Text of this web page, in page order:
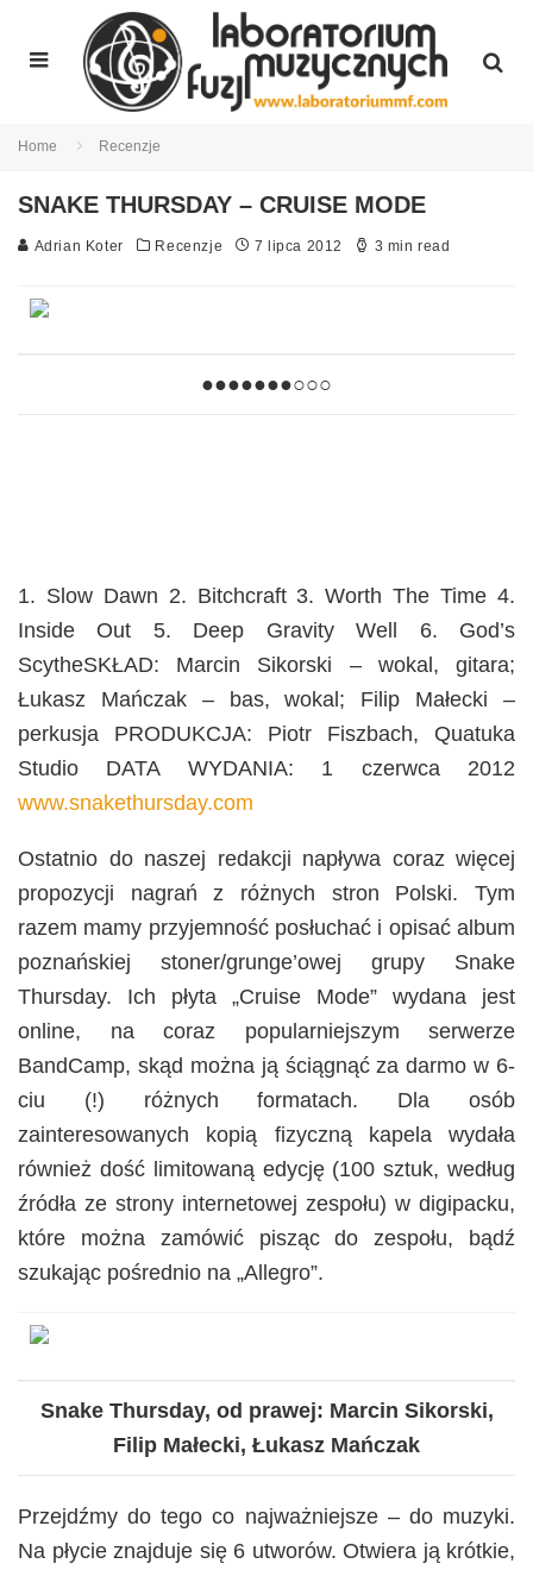
Home Recenzje
SNAKE THURSDAY – CRUISE MODE
Adrian Koter Recenzje 7 lipca 2012 3 min read
●●●●●●●○○○
1. Slow Dawn 2. Bitchcraft 3. Worth The Time 4.
Inside Out 5. Deep Gravity Well 6. God’s
ScytheSKŁAD: Marcin Sikorski – wokal, gitara;
Łukasz Mańczak – bas, wokal; Filip Małecki –
perkusja PRODUKCJA: Piotr Fiszbach, Quatuka
Studio DATA WYDANIA: 1 czerwca 2012
www.snakethursday.com
Ostatnio do naszej redakcji napływa coraz więcej
propozycji nagrań z różnych stron Polski. Tym
razem mamy przyjemność posłuchać i opisać album
poznańskiej stoner/grunge’owej grupy Snake
Thursday. Ich płyta „Cruise Mode” wydana jest
online, na coraz popularniejszym serwerze
BandCamp, skąd można ją ściągnąć za darmo w 6-
ciu (!) różnych formatach. Dla osób
zainteresowanych kopią fizyczną kapela wydała
również dość limitowaną edycję (100 sztuk, według
źródła ze strony internetowej zespołu) w digipacku,
które można zamówić pisząc do zespołu, bądź
szukając pośrednio na „Allegro”.
Snake Thursday, od prawej: Marcin Sikorski,
Filip Małecki, Łukasz Mańczak
Przejdźmy do tego co najważniejsze – do muzyki.
Na płycie znajduje się 6 utworów. Otwiera ją krótkie,